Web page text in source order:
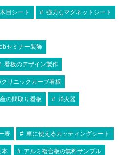
木目シート 強力なマグネットシート
セミナー装飾
看板のデザイン製作
クリニックカーブ看板
の間取り看板 消火器
表 車に使えるカッティングシート
本 アルミ複合板の無料サンプル